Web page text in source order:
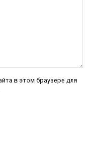
в этом браузере для